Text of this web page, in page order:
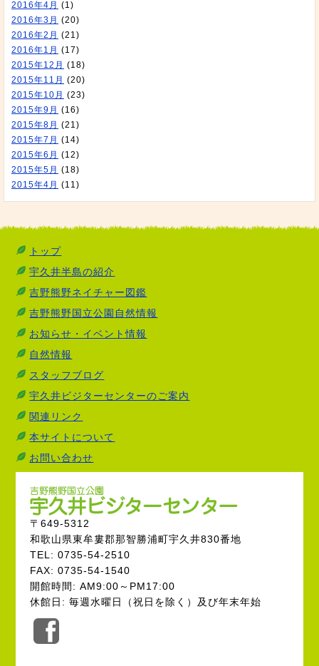
2016年4月 (1)
2016年3月 (20)
2016年2月 (21)
2016年1月 (17)
2015年12月 (18)
2015年11月 (20)
2015年10月 (23)
2015年9月 (16)
2015年8月 (21)
2015年7月 (14)
2015年6月 (12)
2015年5月 (18)
2015年4月 (11)
トップ
宇久井半島の紹介
吉野熊野ネイチャー図鑑
吉野熊野国立公園自然情報
お知らせ・イベント情報
自然情報
スタッフブログ
宇久井ビジターセンターのご案内
関連リンク
本サイトについて
お問い合わせ
〒649-5312
和歌山県東牟婁郡那智勝浦町宇久井830番地
TEL: 0735-54-2510
FAX: 0735-54-1540
開館時間: AM9:00～PM17:00
休館日: 毎週水曜日（祝日を除く）及び年末年始